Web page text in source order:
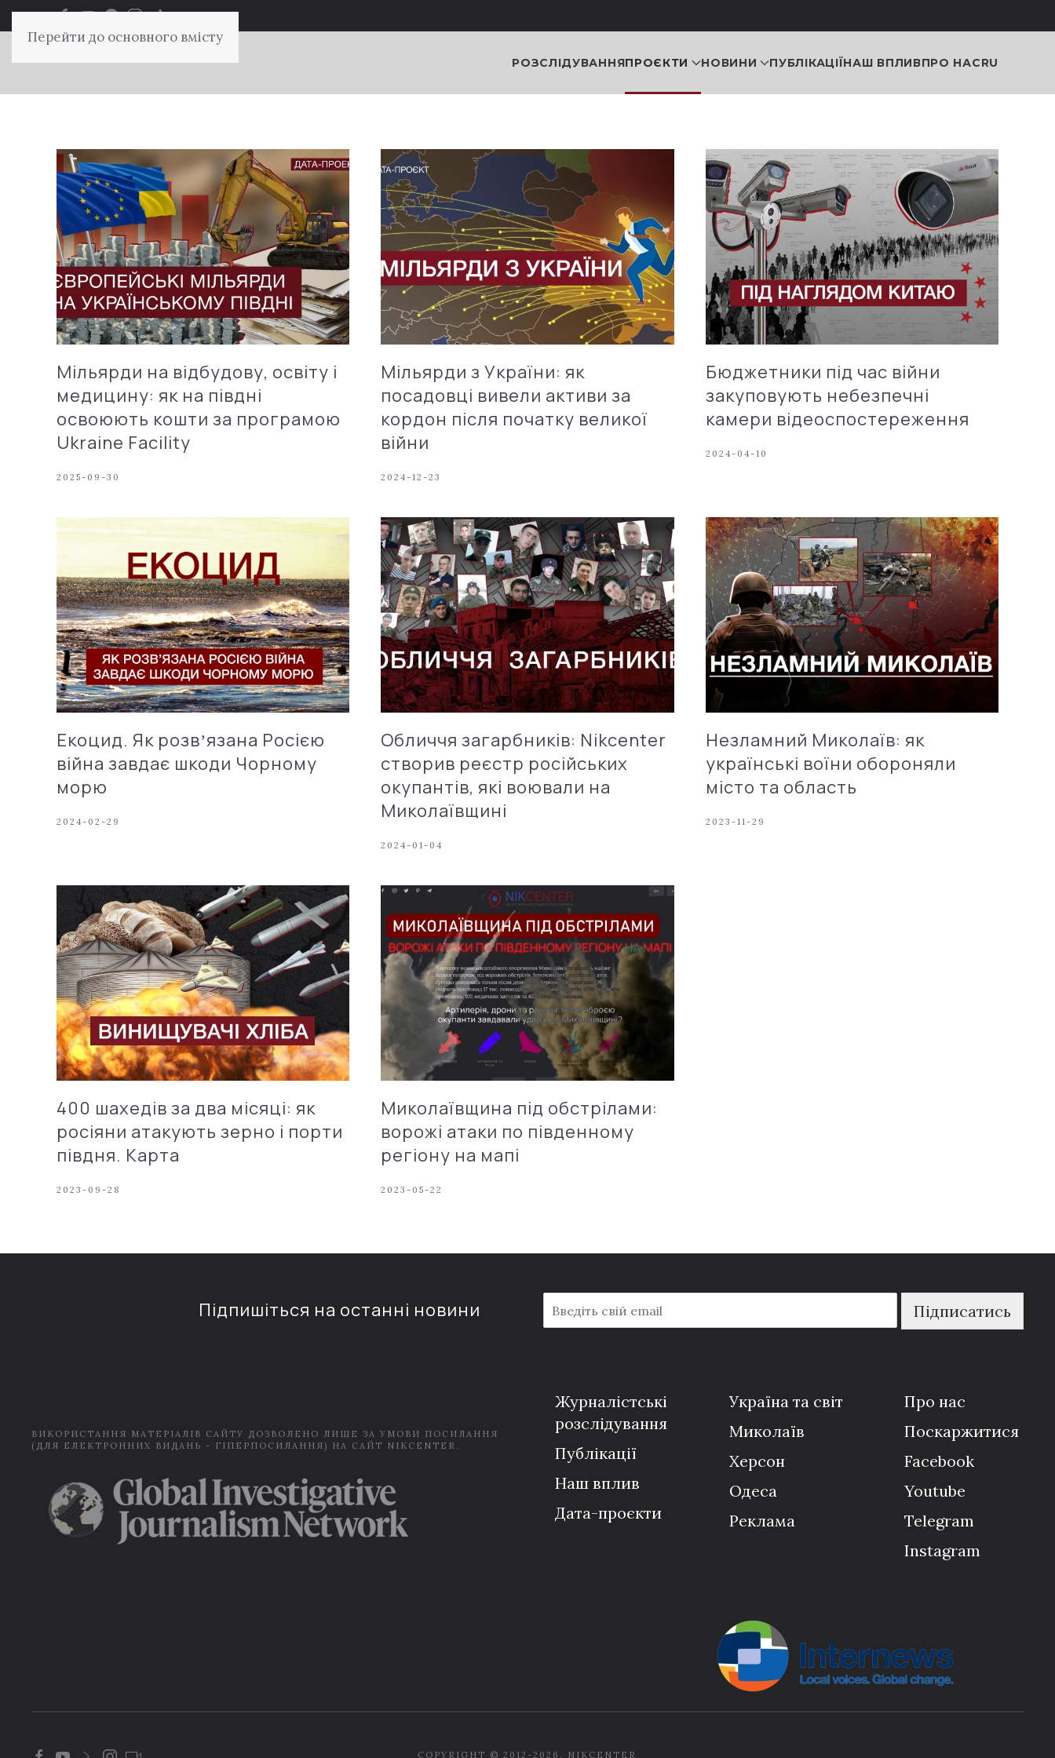
Перейти до основного вмісту
РОЗСЛІДУВАННЯПРОЄКТИ НОВИНИ ПУБЛІКАЦІЇНАШ ВПЛИВПРО НАСRU
Мільярди на відбудову, освіту і
медицину: як на півдні
освоюють кошти за програмою
Ukraine Facility
2025-09-30
Мільярди з України: як
посадовці вивели активи за
кордон після початку великої
війни
2024-12-23
Бюджетники під час війни
закуповують небезпечні
камери відеоспостереження
2024-04-10
Екоцид. Як розвʼязана Росією
війна завдає шкоди Чорному
морю
2024-02-29
Обличчя загарбників: Nikcenter
створив реєстр російських
окупантів, які воювали на
Миколаївщині
2024-01-04
Незламний Миколаїв: як
українські воїни обороняли
місто та область
2023-11-29
400 шахедів за два місяці: як
росіяни атакують зерно і порти
півдня. Карта
2023-09-28
Миколаївщина під обстрілами:
ворожі атаки по південному
регіону на мапі
2023-05-22
Підпишіться на останні новини
m
a
Підписатись
ВИКОРИСТАННЯ МАТЕРІАЛІВ САЙТУ ДОЗВОЛЕНО ЛИШЕ ЗА УМОВИ ПОСИЛАННЯ
(ДЛЯ ЕЛЕКТРОННИХ ВИДАНЬ - ГІПЕРПОСИЛАННЯ) НА САЙТ NIKCENTER.
Журналістські
розслідування
Публікації
Наш вплив
Дата-проєкти
Україна та світ
Миколаїв
Херсон
Одеса
Реклама
Про нас
Поскаржитися
Facebook
Youtube
Telegram
Instagram
COPYRIGHT © 2012-2026. NIKCENTER